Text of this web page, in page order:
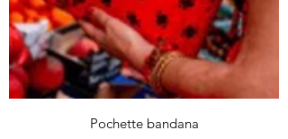
Pochette bandana